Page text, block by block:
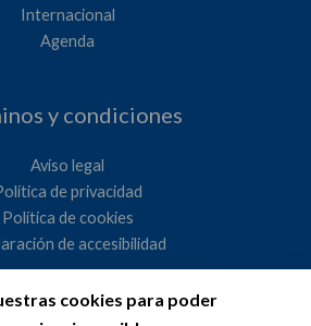
cookies para poder
Internacional
Agenda
y condiciones
Aviso legal
de privacidad
Política de cookies
de accesibilidad
de Madrid